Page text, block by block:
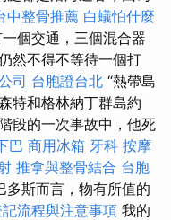
中整骨推薦 白蟻怕什麼
個交通，三個混合器
然不得不等待一個打
司 台胞證台北 “熱帶島
特和格林納丁群島約
段的一次事故中，他死
巴 商用冰箱 牙科 按摩
推拿與整骨結合 台胞
多斯而言，物有所值的
流程與注意事項 我的